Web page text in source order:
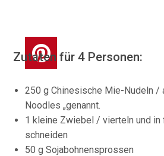
Zutaten für 4 Personen:
250 g Chinesische Mie-Nudeln /
Noodles „genannt.
1 kleine Zwiebel / vierteln und in
schneiden
50 g Sojabohnensprossen